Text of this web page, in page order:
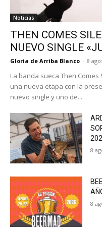
Noticias
THEN COMES
NUEVO SINGLE
Gloria de Arriba Blanco - 8
La banda sueca Then
una nueva etapa con la
nuevo single y uno de...
8
8